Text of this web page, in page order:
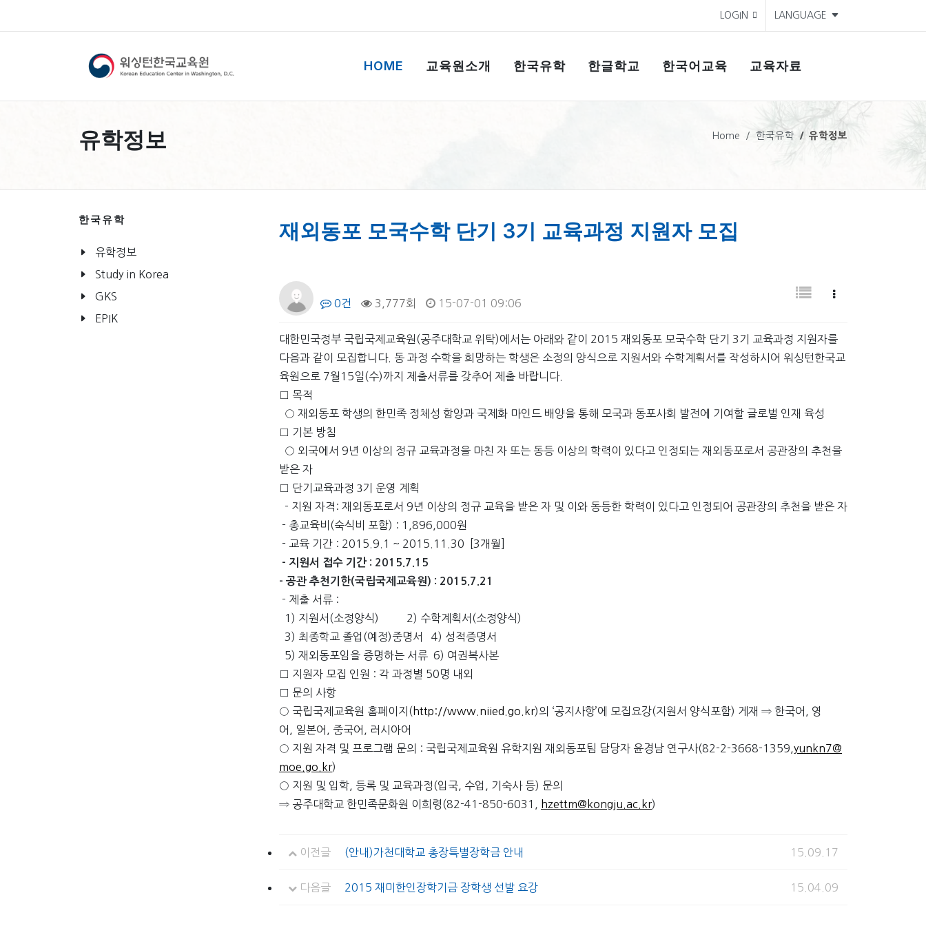
LOGIN LANGUAGE
HOME 교육원소개 한국유학 한글학교 한국어교육 교육자료
유학정보 Home 한국유학 유학정보
재외동포 모국수학 단기 3기 교육과정 지원자 모집
0건 3,777회 15-07-01 09:06
대한민국정부 국립국제교육원(공주대학교 위탁)에서는 아래와 같이 2015 재외동포 모국수학 단기 3기 교육과정 지원자를
다음과 같이 모집합니다. 동 과정 수학을 희망하는 학생은 소정의 양식으로 지원서와 수학계획서를 작성하시어 워싱턴한국교
육원으로 7월15일(수)까지 제출서류를 갖추어 제출 바랍니다.
□ 목적
○ 재외동포 학생의 한민족 정체성 함양과 국제화 마인드 배양을 통해 모국과 동포사회 발전에 기여할 글로벌 인재 육성
□ 기본 방침
○ 외국에서 9년 이상의 정규 교육과정을 마친 자 또는 동등 이상의 학력이 있다고 인정되는 재외동포로서 공관장의 추천을
받은 자
□ 단기교육과정 3기 운영 계획
- 지원 자격: 재외동포로서 9년 이상의 정규 교육을 받은 자 및 이와 동등한 학력이 있다고 인정되어 공관장의 추천을 받은 자
- 총교육비(숙식비 포함) : 1,896,000원
- 교육 기간 : 2015.9.1 ~ 2015.11.30 [3개월]
- 지원서 접수 기간 : 2015.7.15
- 공관 추천기한(국립국제교육원) : 2015.7.21
- 제출 서류 :
1) 지원서(소정양식) 2) 수학계획서(소정양식)
3) 최종학교 졸업(예정)중명서 4) 성적증명서
5) 재외동포임을 증명하는 서류 6) 여권복사본
□ 지원자 모집 인원 : 각 과정별 50명 내외
□ 문의 사항
○ 국립국제교육원 홈페이지( http://www.niied.go.kr)의 ‘공지사항’에 모집요강(지원서 양식포함) 게재 ⇒ 한국어, 영
어, 일본어, 중국어, 러시아어
○ 지원 자격 및 프로그램 문의 : 국립국제교육원 유학지원 재외동포팀 담당자 윤경남 연구사(82-2-3668-1359, yunkn7@
moe.go.kr)
○ 지원 및 입학, 등록 및 교육과정(입국, 수업, 기숙사 등) 문의
⇒ 공주대학교 한민족문화원 이희령(82-41-850-6031,
hzettm@kongju.ac.kr)
이전글 (안내)가천대학교 총장특별장학금 안내 15.09.17
다음글 2015 재미한인장학기금 장학생 선발 요강 15.04.09
한국유학
유학정보
Study in Korea
GKS
EPIK